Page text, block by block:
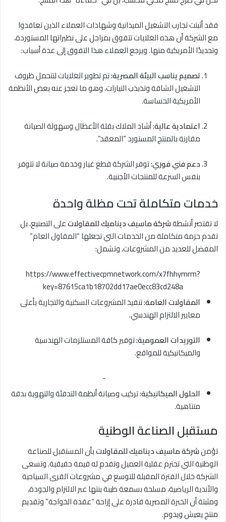
فقد أثبتت تجارب التشغيل الميدانية وشهادات العملاء الذين تعاقدوا
مع الشركة أن هذه الغلايات تتفوق بمراحل على نظيراتها المستوردة،
وتحديدًا الأمريكية منها. ويرجع العملاء هذا التفوق إلى عدة أسباب:
تصميم يناسب البيئة المصرية:تم تطوير الغلايات لتتحمل ظروف
التشغيل الشاقة وتذبذب التيارات، وهو ما تعجز عنه بعض الأنظمة
الأمريكية الحساسة.
اعتمادية عالية:أشاد الملاك بقلة الأعطال وسهولة الصيانة
مقارنة بالمنتج المستورد “المعقد”.
دعم فني فوري:توفر الشركة قطع غيار وخدمة صيانة لا تتوفر
بنفس السرعة للمنتجات الأجنبية.
خدمات متكاملة تحت مظلة واحدة
لا تقتصر أنشطةشركة ماسيف ديناميك للمقاولاتعلى التصنيع، بل
تقدم حزمة متكاملة من الخدمات التي تجعلها “المقاول العام”
المفضل للعديد من المشروعات، وتشمل:
https://www.effectivecpmnetwork.com/x7fhhymrm?
key=87615ca1b18702dd17ae0ecc83cd248a
المقاولات العامة:تنفيذ المشروعات السكنية والتجارية بأعلى
معايير الالتزام الهندسي.
التوريدات العمومية:توفير كافة المستلزمات الهندسية
والميكانيكية للمواقع.
-
الحلول الميكانيكية:تركيب وصيانة أنظمة التدفئة والتهوية بدقة
متناهية.
مستقبل الصناعة الوطنية
تؤمنشركة ماسيف ديناميك للمقاولاتبأن المستقبل للصناعة
الوطنية التي تحترم عقلية العميل وتقدم له قيمة حقيقية. وتسعى
الشركة خلال الفترة المقبلة للتوسع في مشروعات القرى السياحية
والأندية الرياضية، مسلحة بسمعة طيبة بنتها عبر الالتزام والجودة،
ومثبتة أن الخبرة المصرية قادرة على إزاحة “عقدة الخواجة” وتقديم
منتج يعيش ويدوم.